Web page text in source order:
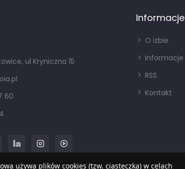
ul Kryniczna 15
60
Informacje
O izbie
Informacje
RSS
Kontakt
używa plików cookies (tzw. ciasteczka) w celach